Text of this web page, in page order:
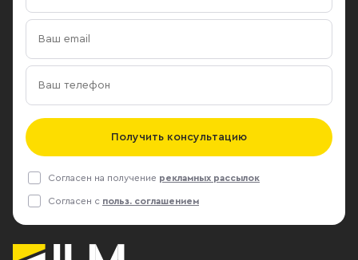
Получить консультацию
Согласен на получение рекламных рассылок
Согласен с польз. соглашением